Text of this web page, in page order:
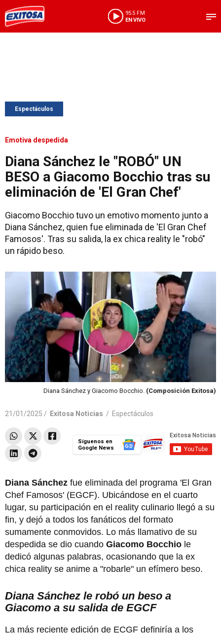
95.5 FM
EN VIVO
Espectáculos
Emotiva despedida
Diana Sánchez le "ROBÓ" UN
BESO a Giacomo Bocchio tras su
eliminación de 'El Gran Chef'
Giacomo Bocchio tuvo un emotivo momento junto a
Diana Sánchez, quien fue eliminada de 'El Gran Chef
Famosos'. Tras su salida, la ex chica reality le "robó"
un rápido beso.
Diana Sánchez y Giacomo Bocchio. (Composición Exitosa)
21/01/2025 / Exitosa Noticias / Espectáculos
Síguenos en
Google News
Diana Sánchez fue eliminada del programa 'El Gran
Chef Famosos' (EGCF). Ubicándose en el cuarto
lugar, su participación en el reality culinario llegó a su
fin, y dejó a todos los fanáticos del formato
sumamente conmovidos. Lo más llamativo de su
despedida se dio cuando Giacomo Bocchio le
dedicó algunas palabras, ocasionando que la ex
chica reality se anime a "robarle" un efímero beso.
Diana Sánchez le robó un beso a
Giacomo a su salida de EGCF
La más reciente edición de ECGF definiría a los